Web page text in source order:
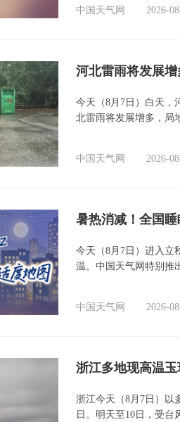
中国天气网 2026-
河北雷雨将发展
今天（8月7日）白天，
北雷雨将发展增多，局
中国天气网 2026-
暑热消减！全国
今天（8月7日）进入立
温。中国天气网特别推
中国天气网 2026-
浙江多地现高温
浙江今天（8月7日）以
日。明天至10日，受台